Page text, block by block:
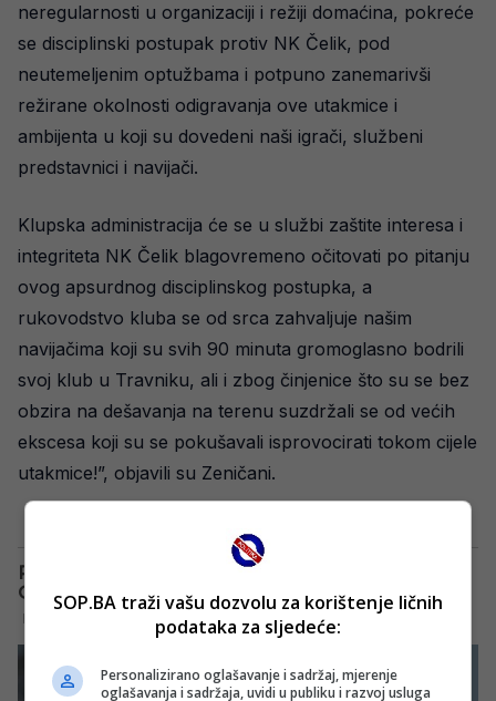
neregularnosti u organizaciji i režiji domaćina, pokreće
se disciplinski postupak protiv NK Čelik, pod
neutemeljenim optužbama i potpuno zanemarivši
režirane okolnosti odigravanja ove utakmice i
ambijenta u koji su dovedeni naši igrači, službeni
predstavnici i navijači.
Klupska administracija će se u službi zaštite interesa i
integriteta NK Čelik blagovremeno očitovati po pitanju
ovog apsurdnog disciplinskog postupka, a
rukovodstvo kluba se od srca zahvaljuje našim
navijačima koji su svih 90 minuta gromoglasno bodrili
svoj klub u Travniku, ali i zbog činjenice što su se bez
obzira na dešavanja na terenu suzdržali se od većih
ekscesa koji su se pokušavali isprovocirati tokom cijele
utakmice!”, objavili su Zeničani.
SOP.BA traži vašu dozvolu za korištenje ličnih
podataka za sljedeće:
Personalizirano oglašavanje i sadržaj, mjerenje
oglašavanja i sadržaja, uvidi u publiku i razvoj usluga